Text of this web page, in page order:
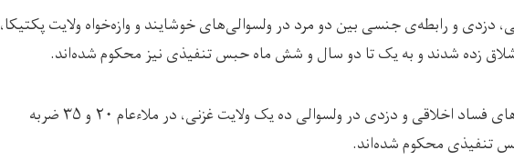
دزدی و رابطه‌ی جنسی بین دو مرد در ولسوالی‌های خوشایند و وازه‌خواه ولایت پکتیکا،
سه تن به‌شمول یک زن به اتهام‌های فساد اخلاقی و دزدی در ولسوالی ده یک ولایت غزنی، در ملاءعام ۲۰ و ۳۵ ضربه
تنفیذی محکوم شده‌اند.